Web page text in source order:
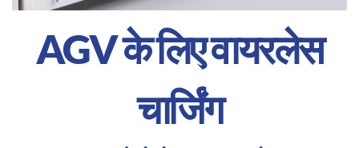
AGV के लिए वायरलेस
चार्जिंग